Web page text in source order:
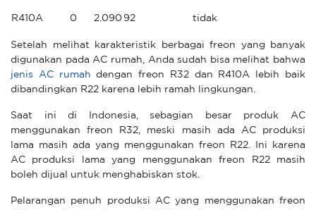
R410A 0 2.090 92 tidak
Setelah melihat karakteristik berbagai freon yang banyak
digunakan pada AC rumah, Anda sudah bisa melihat bahwa
jenis AC rumah dengan freon R32 dan R410A lebih baik
dibandingkan R22 karena lebih ramah lingkungan.
Saat ini di Indonesia, sebagian besar produk AC
menggunakan freon R32, meski masih ada AC produksi
lama masih ada yang menggunakan freon R22. Ini karena
AC produksi lama yang menggunakan freon R22 masih
boleh dijual untuk menghabiskan stok.
Pelarangan penuh produksi AC yang menggunakan freon